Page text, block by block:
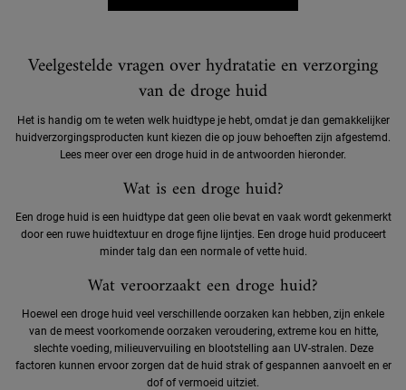
Veelgestelde vragen over hydratatie en verzorging
van de droge huid
Het is handig om te weten welk huidtype je hebt, omdat je dan gemakkelijker
huidverzorgingsproducten kunt kiezen die op jouw behoeften zijn afgestemd.
Lees meer over een droge huid in de antwoorden hieronder.
Wat is een droge huid?
Een droge huid is een huidtype dat geen olie bevat en vaak wordt gekenmerkt
door een ruwe huidtextuur en droge fijne lijntjes. Een droge huid produceert
minder talg dan een normale of vette huid.
Wat veroorzaakt een droge huid?
Hoewel een droge huid veel verschillende oorzaken kan hebben, zijn enkele
van de meest voorkomende oorzaken veroudering, extreme kou en hitte,
slechte voeding, milieuvervuiling en blootstelling aan UV-stralen. Deze
factoren kunnen ervoor zorgen dat de huid strak of gespannen aanvoelt en er
dof of vermoeid uitziet.